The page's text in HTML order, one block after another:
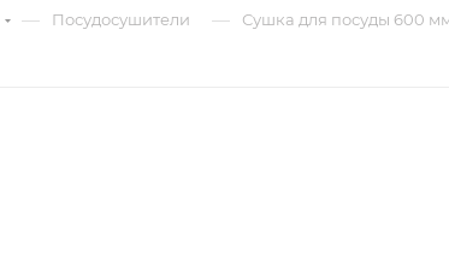
— Посудосушители — Сушка для посуды 600